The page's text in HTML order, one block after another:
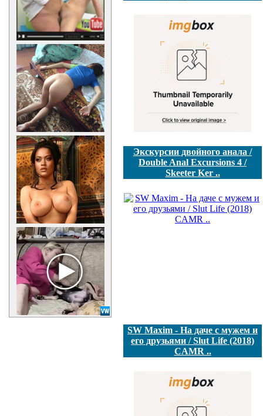
Экскурсии двойного анала /
Double Anal Excursions 4 /
Skeeter Ker ..
SW Maxim - На даче с мужем и
его друзьями / Slut Life (2018)
CAMR ..